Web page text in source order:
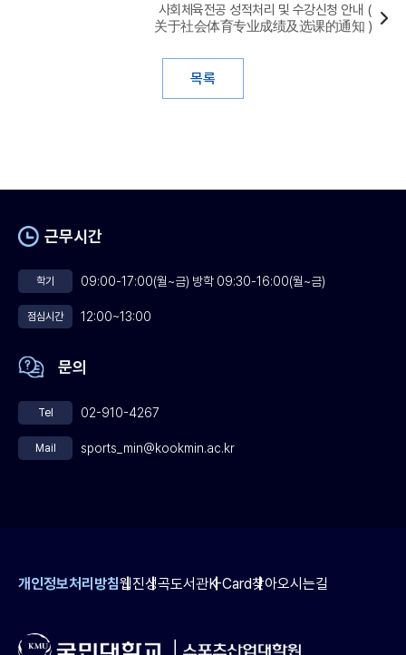
목록
사회체육전공 성적처리 및 수강신청 안내 (
关于社会体育专业成绩及选课的通知 )
개인정보처리방침웹진성곡도서관K-Card찾아오시는길
근무시간
학기 09:00-17:00(월~금) 방학 09:30-16:00(월~금)
점심시간 12:00~13:00
문의
Tel 02-910-4267
Mail sports_min@kookmin.ac.kr